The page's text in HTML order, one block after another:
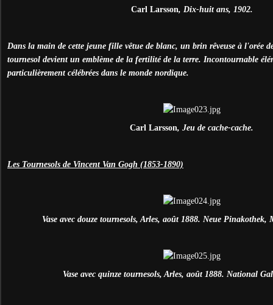
Carl Larsson, Dix-huit ans, 1902.
Dans la main de cette jeune fille vêtue de blanc, un brin rêveuse à l'orée
tournesol devient un emblème de la fertilité de la terre. Incontournable
particulièrement célébrées dans le monde nordique.
Carl Larsson, Jeu de cache-cache.
Les Tournesols de Vincent Van Gogh (1853-1890)
Vase avec douze tournesols, Arles, août 1888. Neue
Vase avec quinze tournesols, Arles, août 1888. National